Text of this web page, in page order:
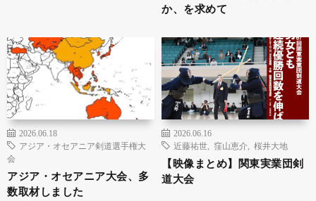
か、を求めて
2026.06.18
アジア・オセアニア剣道選手権大
会
アジア・オセアニア大会、多
数取材しました
2026.06.16
近藤祐世
窪山恵介 桜井大地
【映像まとめ】関東実業団剣
道大会